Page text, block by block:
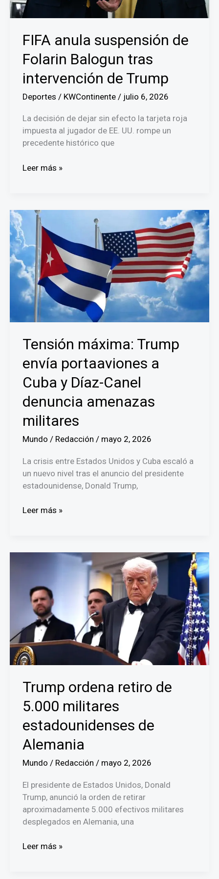
FIFA anula suspensión de
Folarin Balogun tras
intervención de Trump
Deportes / KWContinente / julio 6, 2026
La decisión de dejar sin efecto la tarjeta roja
impuesta al jugador de EE. UU. rompe un
precedente histórico que
FIFA
Folarin
Balogun
tras
intervención
de
Trump
Leer más »
Tensión máxima: Trump
envía portaaviones a
Cuba y Díaz-Canel
denuncia amenazas
militares
Mundo / Redacción / mayo 2, 2026
La crisis entre Estados Unidos y Cuba escaló a
un nuevo nivel tras el anuncio del presidente
estadounidense, Donald Trump,
Tensión
Cuba
Díaz-
Canel
denuncia
amenazas
militares
Leer más »
Trump ordena retiro de
5.000 militares
estadounidenses de
Alemania
Mundo / Redacción / mayo 2, 2026
El presidente de Estados Unidos, Donald
Trump, anunció la orden de retirar
aproximadamente 5.000 efectivos militares
desplegados en Alemania, una
Trump
Leer más »